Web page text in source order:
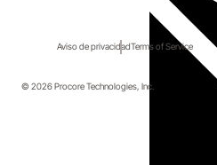
Aviso de privacidadTerms of Service
© 2026 Procore Technologies, Inc.